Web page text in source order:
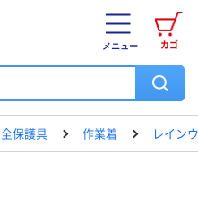
カゴ
メニュー
保護具 作業着 レイン